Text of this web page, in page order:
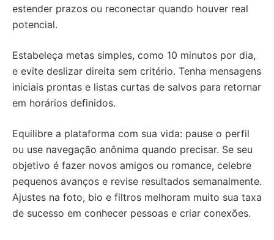
estender prazos ou reconectar quando houver real
potencial.
Estabeleça metas simples, como 10 minutos por dia,
e evite deslizar direita sem critério. Tenha mensagens
iniciais prontas e listas curtas de salvos para retornar
em horários definidos.
Equilibre a plataforma com sua vida: pause o perfil
ou use navegação anônima quando precisar. Se seu
objetivo é fazer novos amigos ou romance, celebre
pequenos avanços e revise resultados semanalmente.
Ajustes na foto, bio e filtros melhoram muito sua taxa
de sucesso em conhecer pessoas e criar conexões.